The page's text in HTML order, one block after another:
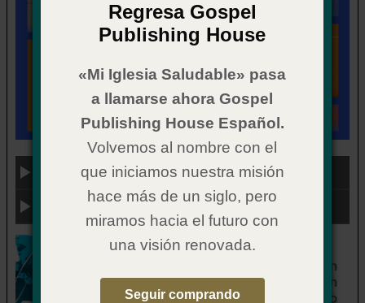
Categoría
Enlaces útiles
Regresa Gospel
Publishing House
«Mi Iglesia Saludable» pasa
a llamarse ahora Gospel
Publishing House Español.
Volvemos al nombre con el
que iniciamos nuestra misión
hace más de un siglo, pero
miramos hacia el futuro con
una visión renovada.
Seguir comprando